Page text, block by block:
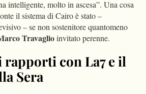
intelligente, molto in ascesa”. Una cosa
il sistema di Cairo è stato –
– se non sostenitore quantomeno
Travaglioinvitato perenne.
rapporti con La7 e il
Sera